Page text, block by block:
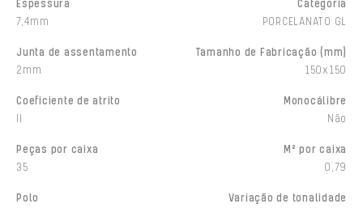
Espessura
7,4mm
Categoria
PORCELANATO GL
Junta de assentamento
2mm
Tamanho de Fabricação (mm)
150x150
Coeficiente de atrito
Monocálibre
Não
Peças por caixa
35
M² por caixa
0,79
Polo
Variação de tonalidade